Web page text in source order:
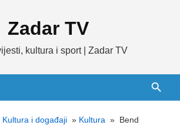
Zadar TV
kultura i sport | Zadar TV
Kultura i događaji » Kultura » Bend